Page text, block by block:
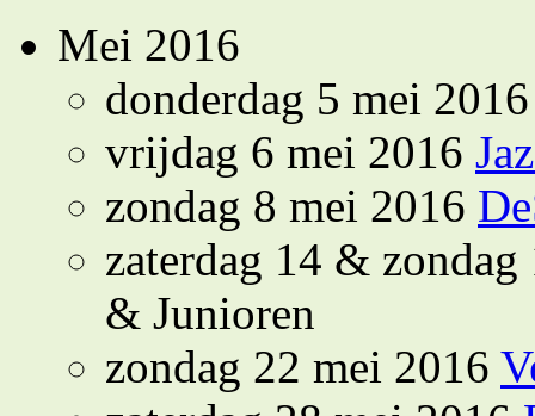
Mei 2016
donderdag 5 mei
vrijdag 6 mei 2016
zondag 8 mei 2016
zaterdag 14 &
& Junioren
zondag 22 mei 2016